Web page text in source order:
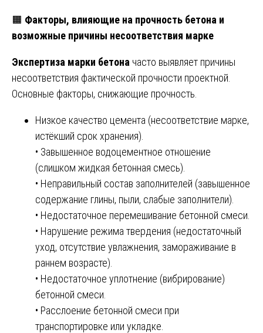
🟧 Факторы, влияющие на прочность бетона и
возможные причины несоответствия марке
Экспертиза марки бетона часто выявляет причины
несоответствия фактической прочности проектной.
Основные факторы, снижающие прочность.
Низкое качество цемента (несоответствие марке,
истёкший срок хранения).
• Завышенное водоцементное отношение
(слишком жидкая бетонная смесь).
• Неправильный состав заполнителей (завышенное
содержание глины, пыли, слабые заполнители).
• Недостаточное перемешивание бетонной смеси.
• Нарушение режима твердения (недостаточный
уход, отсутствие увлажнения, замораживание в
раннем возрасте).
• Недостаточное уплотнение (вибрирование)
бетонной смеси.
• Расслоение бетонной смеси при
транспортировке или укладке.